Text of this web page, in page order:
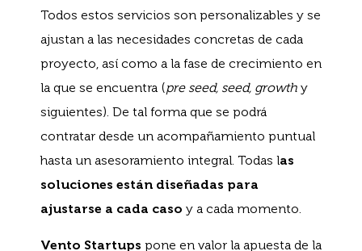
Todos estos servicios son personalizables y se
ajustan a las necesidades concretas de cada
proyecto, así como a la fase de crecimiento en
la que se encuentra (pre seed, seed, growth y
siguientes). De tal forma que se podrá
contratar desde un acompañamiento puntual
hasta un asesoramiento integral. Todas las
soluciones están diseñadas para
ajustarse a cada caso y a cada momento.
Vento Startups pone en valor la apuesta de la